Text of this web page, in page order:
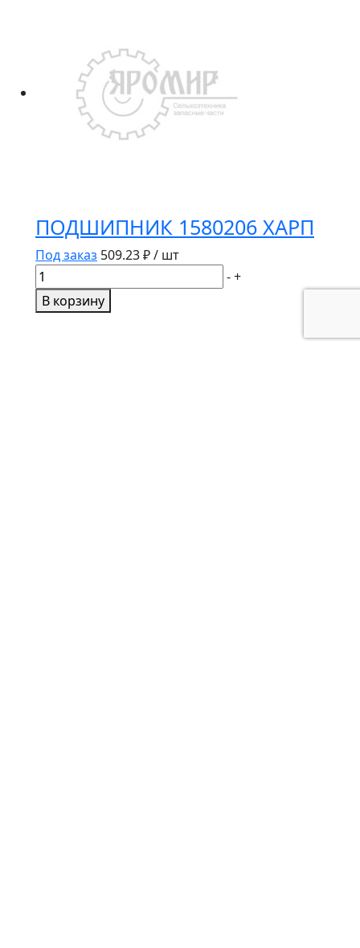
2403043
ПОДШИПНИК 1580206 ХАРП
Под заказ 509.23₽ / шт
Количество
товара
ПОДШИПНИК
-+
В корзину